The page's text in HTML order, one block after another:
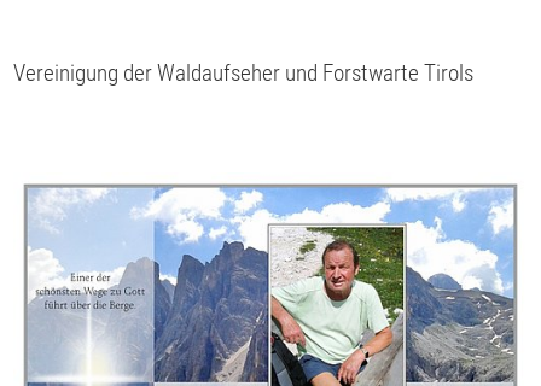
Vereinigung der Waldaufseher und Forstwarte Tirols